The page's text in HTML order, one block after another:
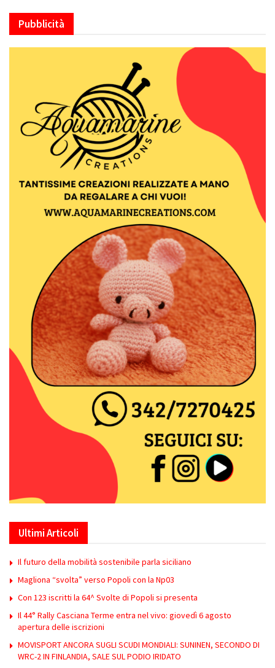
Pubblicità
Ultimi Articoli
Il futuro della mobilità sostenibile parla siciliano
Magliona “svolta” verso Popoli con la Np03
Con 123 iscritti la 64^ Svolte di Popoli si presenta
Il 44° Rally Casciana Terme entra nel vivo: giovedì 6 agosto
apertura delle iscrizioni
MOVISPORT ANCORA SUGLI SCUDI MONDIALI: SUNINEN, SECONDO DI
WRC-2 IN FINLANDIA, SALE SUL PODIO IRIDATO